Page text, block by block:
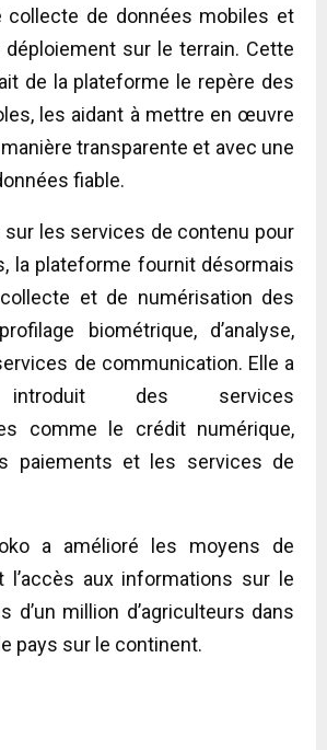
collecte de données mobiles et
sur le terrain. Cette
de la plateforme le repère des
les aidant à mettre en œuvre
transparente et avec une
fiable.
sur les services de contenu pour
la plateforme fournit désormais
et de numérisation des
biométrique, d’analyse,
de communication. Elle a
introduit des services
comme le crédit numérique,
paiements et les services de
a amélioré les moyens de
l’accès aux informations sur le
d’un million d’agriculteurs dans
pays sur le continent.